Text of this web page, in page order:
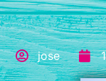
jose